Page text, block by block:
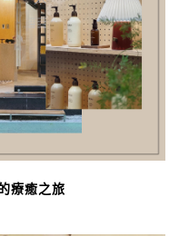
療癒之旅